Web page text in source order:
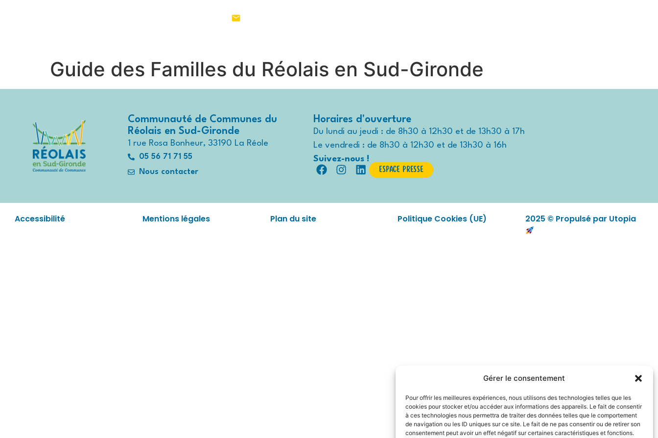
Gérer le consentement
Pour offrir les meilleures expériences, nous utilisons des technologies telles que les
cookies pour stocker et/ou accéder aux informations des appareils. Le fait de consentir
à ces technologies nous permettra de traiter des données telles que le comportement
de navigation ou les ID uniques sur ce site. Le fait de ne pas consentir ou de retirer son
consentement peut avoir un effet négatif sur certaines caractéristiques et fonctions.
Guide des Familles du Réolais en Sud-Gironde
Communauté de Communes du
Réolais en Sud-Gironde
1 rue Rosa Bonheur, 33190 La Réole
05 56 71 71 55
Nous contacter
Horaires d'ouverture
Du lundi au jeudi : de 8h30 à 12h30 et de 13h30 à 17h
Le vendredi : de 8h30 à 12h30 et de 13h30 à 16h
Suivez-nous !
Espace presse
Accessibilité Mentions légales Plan du site Politique Cookies (UE) 2025 © Propulsé par Utopia